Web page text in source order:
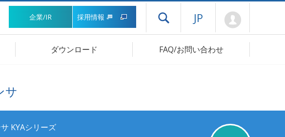
企業/IR 採用情報 ドロワーメニューを開く
JP
ダウンロード FAQ/お問い合わせ
サ
KYAシリーズ